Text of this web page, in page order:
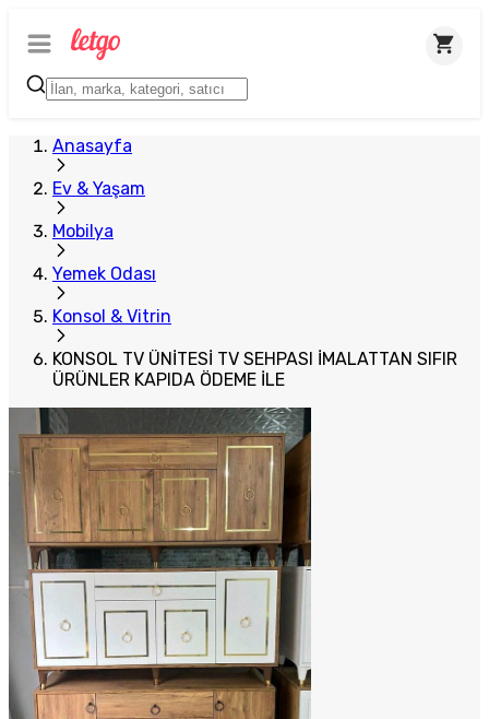
Anasayfa
Ev & Yaşam
Mobilya
Yemek Odası
Konsol & Vitrin
KONSOL TV ÜNİTESİ TV SEHPASI İMALATTAN SIFIR
ÜRÜNLER KAPIDA ÖDEME İLE
Plus Satıcı